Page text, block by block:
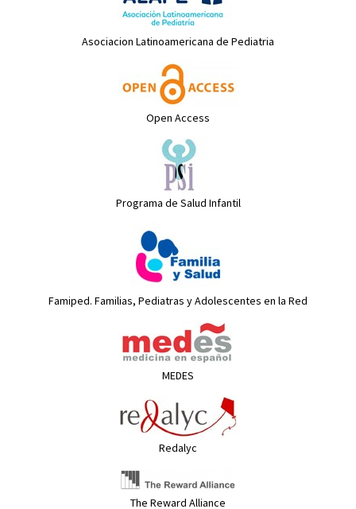
Asociacion Latinoamericana de Pediatria
Open Access
Programa de Salud Infantil
Famiped. Familias, Pediatras y Adolescentes en la Red
MEDES
Redalyc
The Reward Alliance